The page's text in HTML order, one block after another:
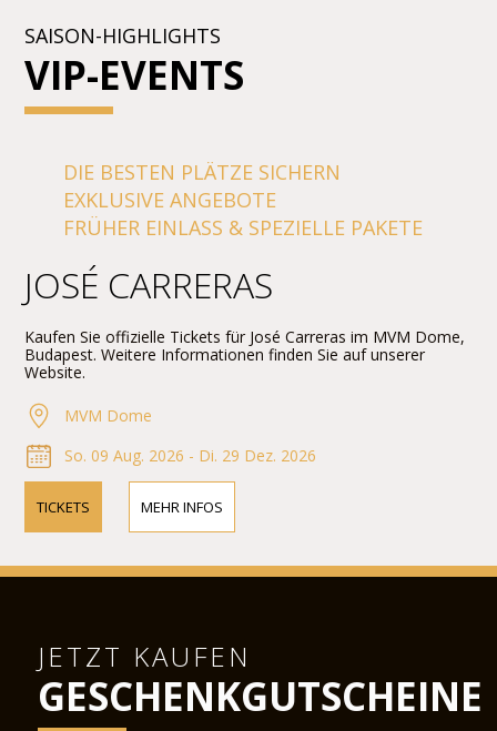
SAISON-HIGHLIGHTS
VIP-EVENTS
DIE BESTEN PLÄTZE SICHERN
EXKLUSIVE ANGEBOTE
FRÜHER EINLASS & SPEZIELLE PAKETE
JOSÉ CARRERAS
Kaufen Sie offizielle Tickets für José Carreras im MVM Dome,
Budapest. Weitere Informationen finden Sie auf unserer
Website.
MVM Dome
So. 09 Aug. 2026 - Di. 29 Dez. 2026
TICKETS MEHR INFOS
JETZT KAUFEN
GESCHENKGUTSCHEINE